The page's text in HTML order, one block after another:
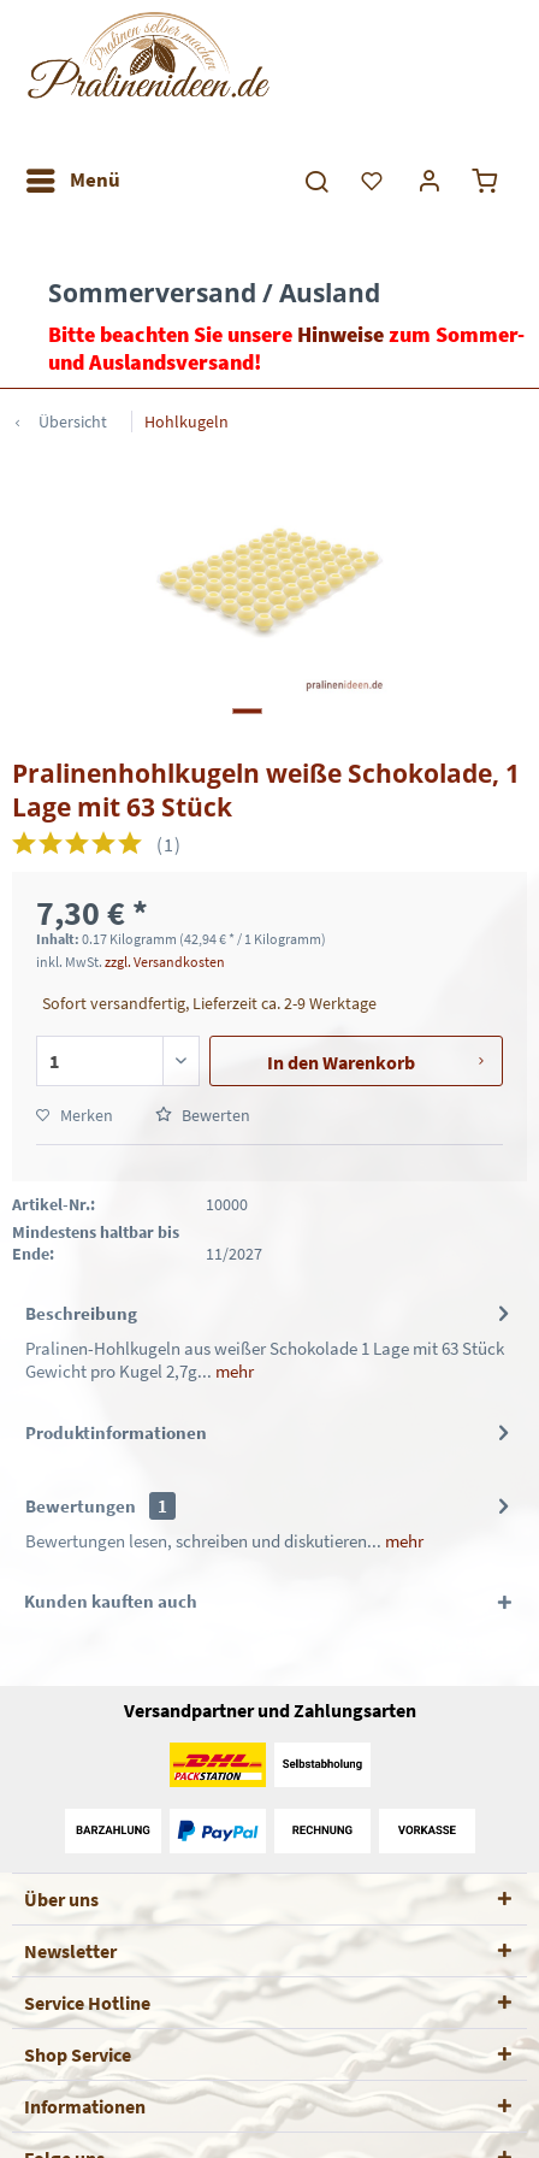
Menü
Sommerversand / Ausland
Bitte beachten Sie unsere Hinweisezum Sommer-
und Auslandsversand!
Übersicht Hohlkugeln
Pralinenhohlkugeln weiße Schokolade, 1
Lage mit 63 Stück
(1)
7,30 € *
Inhalt: 0.17 Kilogramm (42,94 € * / 1 Kilogramm)
inkl. MwSt. zzgl. Versandkosten
Sofort versandfertig, Lieferzeit ca. 2-9 Werktage
In denWarenkorb
Merken Bewerten
Artikel-Nr.:
10000
Mindestens haltbar bis
Ende:
11/2027
Beschreibung
Pralinen-Hohlkugeln aus weißer Schokolade 1 Lage mit 63 Stück
Gewicht pro Kugel 2,7g... mehr
Produktinformationen
Bewertungen
1
Bewertungen lesen, schreiben und diskutieren... mehr
Kunden kauften auch
Versandpartner und Zahlungsarten
Über uns
Newsletter
Service Hotline
Shop Service
Informationen